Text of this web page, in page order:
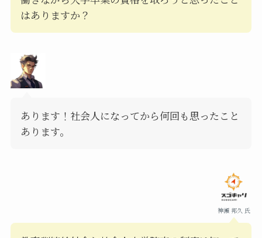
はありますか？
あります！社会人になってから何回も思ったこと
あります。
神瀬 邦久 氏